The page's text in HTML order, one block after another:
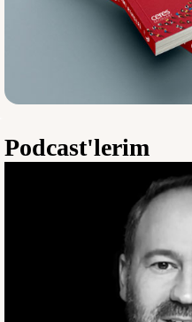
Podcast'lerim